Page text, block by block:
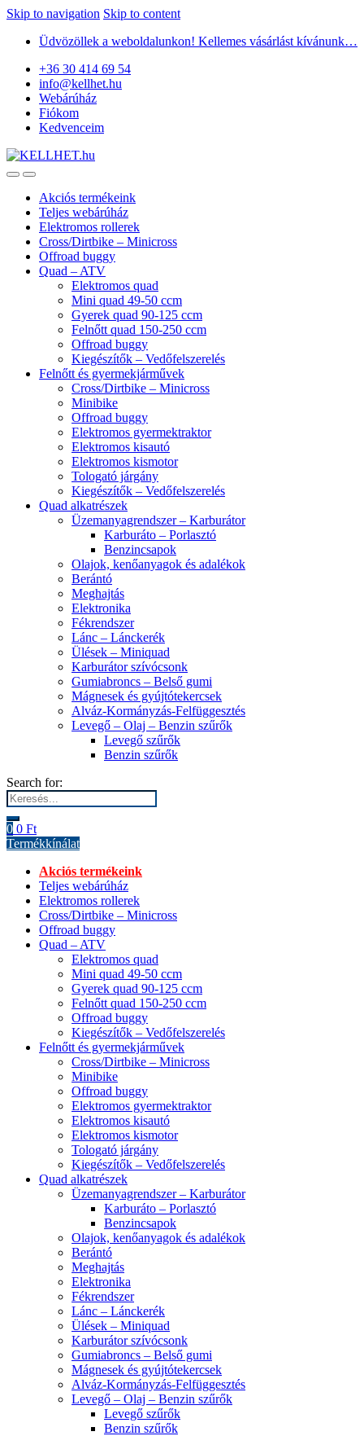
Skip to navigation Skip to content
Üdvözöllek a weboldalunkon! Kellemes vásárlást kívánunk…
+36 30 414 69 54
info@kellhet.hu
Webárúház
Fiókom
Kedvenceim
Akciós termékeink
Teljes webárúház
Elektromos rollerek
Cross/Dirtbike – Minicross
Offroad buggy
Quad – ATV
Elektromos quad
Mini quad 49-50 ccm
Gyerek quad 90-125 ccm
Felnőtt quad 150-250 ccm
Offroad buggy
Kiegészítők – Vedőfelszerelés
Felnőtt és gyermekjárművek
Cross/Dirtbike – Minicross
Minibike
Offroad buggy
Elektromos gyermektraktor
Elektromos kisautó
Elektromos kismotor
Tologató járgány
Kiegészítők – Vedőfelszerelés
Quad alkatrészek
Üzemanyagrendszer – Karburátor
Karburáto – Porlasztó
Benzincsapok
Olajok, kenőanyagok és adalékok
Berántó
Meghajtás
Elektronika
Fékrendszer
Lánc – Lánckerék
Ülések – Miniquad
Karburátor szívócsonk
Gumiabroncs – Belső gumi
Mágnesek és gyújtótekercsek
Alváz-Kormányzás-Felfüggesztés
Levegő – Olaj – Benzin szűrők
Levegő szűrők
Benzin szűrők
Search for:
0 0 Ft
Termékkínálat
Akciós termékeink
Teljes webárúház
Elektromos rollerek
Cross/Dirtbike – Minicross
Offroad buggy
Quad – ATV
Elektromos quad
Mini quad 49-50 ccm
Gyerek quad 90-125 ccm
Felnőtt quad 150-250 ccm
Offroad buggy
Kiegészítők – Vedőfelszerelés
Felnőtt és gyermekjárművek
Cross/Dirtbike – Minicross
Minibike
Offroad buggy
Elektromos gyermektraktor
Elektromos kisautó
Elektromos kismotor
Tologató járgány
Kiegészítők – Vedőfelszerelés
Quad alkatrészek
Üzemanyagrendszer – Karburátor
Karburáto – Porlasztó
Benzincsapok
Olajok, kenőanyagok és adalékok
Berántó
Meghajtás
Elektronika
Fékrendszer
Lánc – Lánckerék
Ülések – Miniquad
Karburátor szívócsonk
Gumiabroncs – Belső gumi
Mágnesek és gyújtótekercsek
Alváz-Kormányzás-Felfüggesztés
Levegő – Olaj – Benzin szűrők
Levegő szűrők
Benzin szűrők